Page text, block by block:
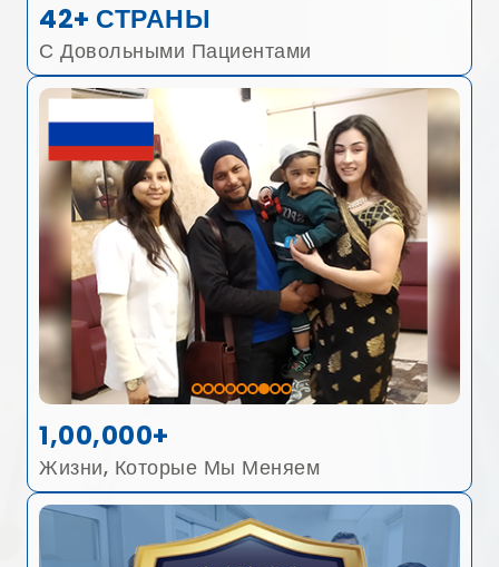
42+ СТРАНЫ
С Довольными Пациентами
1,00,000+
Жизни, Которые Мы Меняем